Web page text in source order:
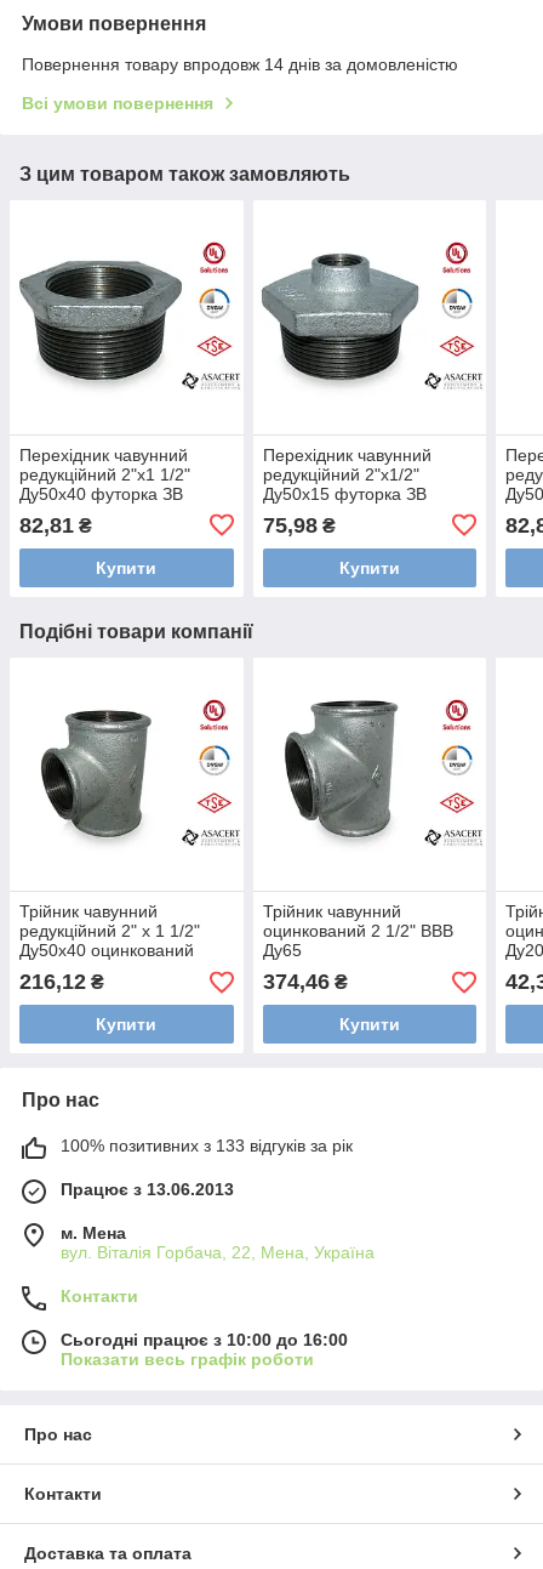
Умови повернення
Повернення товару впродовж 14 днів за домовленістю
Всі умови повернення
З цим товаром також замовляють
Перехідник чавунний
редукційний 2"х1 1/2"
Ду50х40 футорка ЗВ
82,81 ₴
Купити
Перехідник чавунний
редукційний 2"х1/2"
Ду50х15 футорка ЗВ
75,98₴
Купити
Подібні товари компанії
Трійник чавунний
редукційний 2" x 1 1/2"
Ду50х40 оцинкований
216,12 ₴
Купити
Трійник чавунний
оцинкований 2 1/2" ВВВ
Ду65
374,46₴
Купити
Про нас
100% позитивних з 133 відгуків за рік
Працює з 13.06.2013
м. Мена
вул. Віталія Горбача, 22, Мена, Україна
Контакти
Сьогодні працює з 10:00 до 16:00
Показати весь графік роботи
Про нас
Контакти
Доставка та оплата